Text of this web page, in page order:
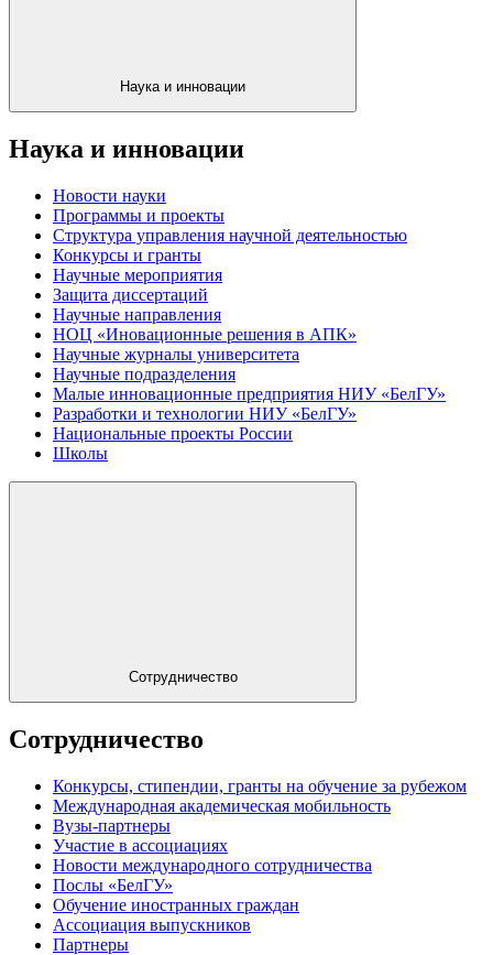
Наука и инновации
Наука и инновации
Новости науки
Программы и проекты
Структура управления научной деятельностью
Конкурсы и гранты
Научные мероприятия
Защита диссертаций
Научные направления
НОЦ «Иновационные решения в АПК»
Научные журналы университета
Научные подразделения
Малые инновационные предприятия НИУ «БелГУ»
Разработки и технологии НИУ «БелГУ»
Национальные проекты России
Школы
Сотрудничество
Сотрудничество
Конкурсы, стипендии, гранты на обучение за рубежом
Международная академическая мобильность
Вузы-партнеры
Участие в ассоциациях
Новости международного сотрудничества
Послы «БелГУ»
Обучение иностранных граждан
Ассоциация выпускников
Партнеры